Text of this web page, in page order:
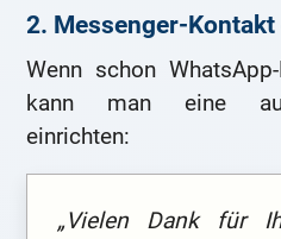
2. Messenger-
Wenn schon
kann man eine
einrichten:
„Vielen Dank für